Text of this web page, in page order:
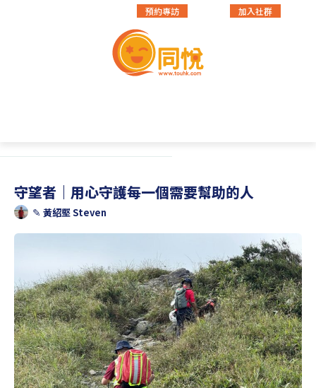
預約專訪 加入社群
守望者｜用心守護每一個需要幫助的人
✎ 黃紹堅 Steven